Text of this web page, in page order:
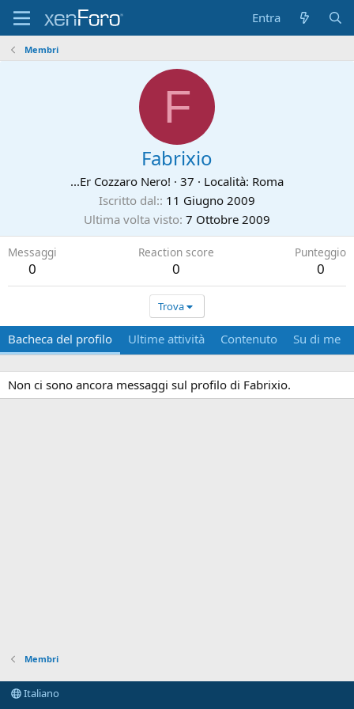
Entra
Membri
F
Fabrixio
...Er Cozzaro Nero! · 37 · Località: Roma
Iscritto dal: 11 Giugno 2009
Ultima volta visto 7 Ottobre 2009
Messaggi
0
Reaction score
0
Punteggio
0
Trova
Bacheca del profilo Ultime attività Contenuto Su di me
Non ci sono ancora messaggi sul profilo di Fabrixio.
Membri
Italiano